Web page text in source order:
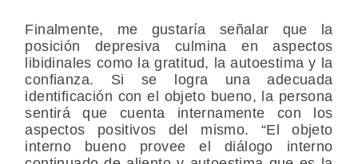
Finalmente, me gustaría señalar que la
posición depresiva culmina en aspectos
libidinales como la gratitud, la autoestima y la
confianza. Si se logra una adecuada
identificación con el objeto bueno, la persona
sentirá que cuenta internamente con los
aspectos positivos del mismo. “El objeto
interno bueno provee el diálogo interno